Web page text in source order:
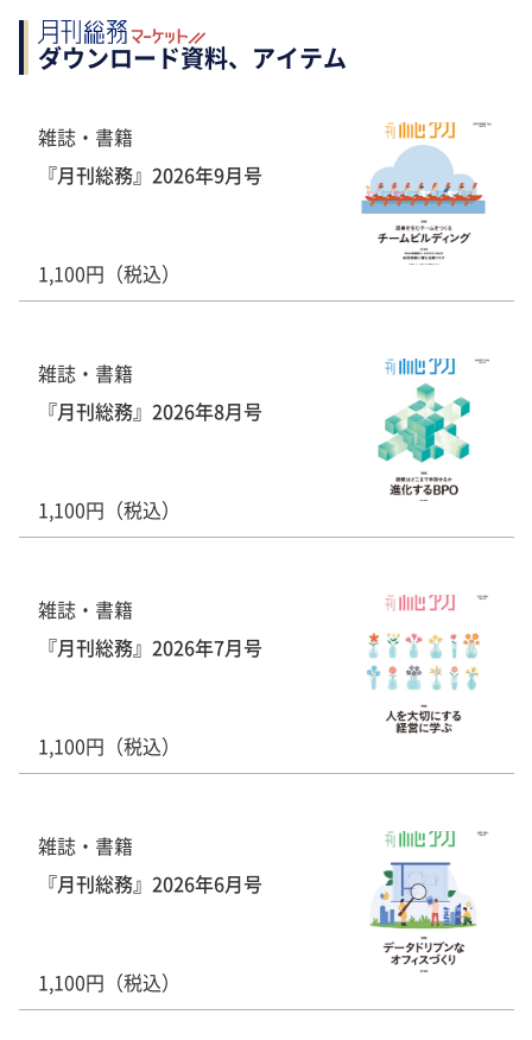
ダウンロード資料、アイテム
雑誌・書籍
『月刊総務』2026年9月号
1,100円（税込）
雑誌・書籍
『月刊総務』2026年8月号
1,100円（税込）
雑誌・書籍
『月刊総務』2026年7月号
1,100円（税込）
雑誌・書籍
『月刊総務』2026年6月号
1,100円（税込）